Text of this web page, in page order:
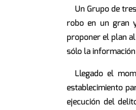
Un Grupo de
robo en un gran
proponer el plan
sólo la
Llegado el
establecimiento
ejecución del